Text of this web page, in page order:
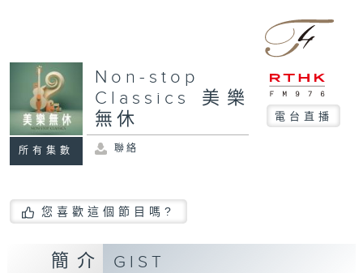
所有集數
Non-stop
Classics 美樂
無休
電台直播
聯絡
您喜歡這個節目嗎?
簡介 GIST